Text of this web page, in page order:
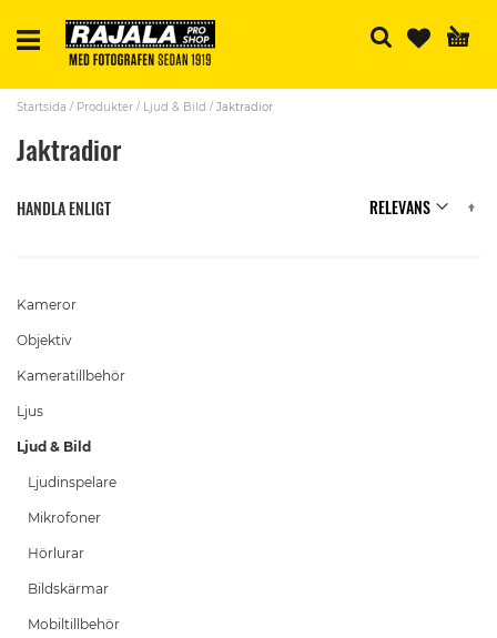
Startsida Produkter Ljud & Bild Jaktradior
Jaktradior
Kameror
Objektiv
Kameratillbehör
Ljus
Ljud & Bild
Ljudinspelare
Mikrofoner
Hörlurar
Bildskärmar
Mobiltillbehör
HANDLA ENLIGT